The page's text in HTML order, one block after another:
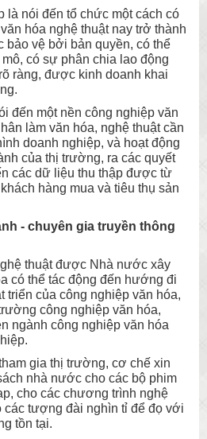
là nói đến tổ chức một cách có
hóa nghệ thuật nay trở thành
bảo vệ bởi bản quyền, có thể
có sự phân chia lao động
ràng, được kinh doanh khai
đến một nền công nghiệp văn
làm văn hóa, nghệ thuật cần
doanh nghiệp, và hoạt động
của thị trường, ra các quyết
các dữ liệu thu thập được từ
hàng mua và tiêu thụ sản
- chuyên gia truyền thông
thuật được Nhà nước xây
có thể tác động đến hướng đi
triển của công nghiệp văn hóa,
công nghiệp văn hóa,
ngành công nghiệp văn hóa
gia thị trường, cơ chế xin
nhà nước cho các bộ phim
cho các chương trình nghệ
các tượng đài nghìn tỉ để đọ với
tồn tại.